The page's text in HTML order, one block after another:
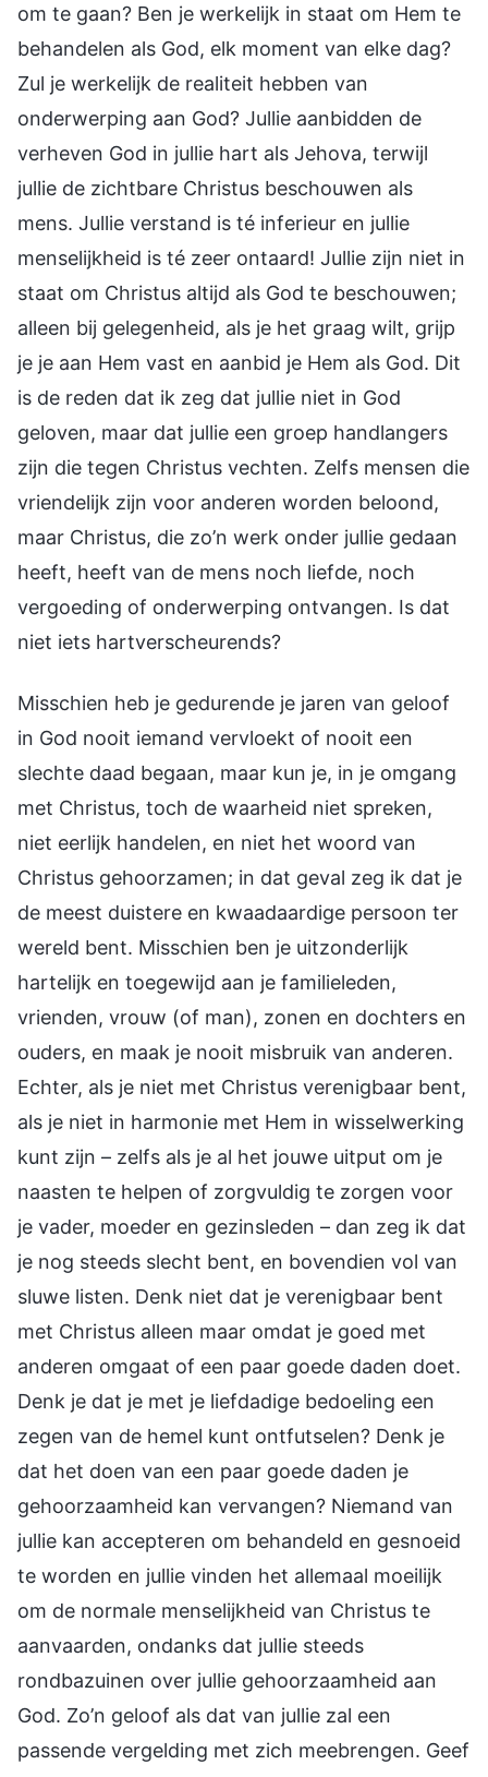
om te gaan? Ben je werkelijk in staat om Hem te
behandelen als God, elk moment van elke dag?
Zul je werkelijk de realiteit hebben van
onderwerping aan God? Jullie aanbidden de
verheven God in jullie hart als Jehova, terwijl
jullie de zichtbare Christus beschouwen als
mens. Jullie verstand is té inferieur en jullie
menselijkheid is té zeer ontaard! Jullie zijn niet in
staat om Christus altijd als God te beschouwen;
alleen bij gelegenheid, als je het graag wilt, grijp
je je aan Hem vast en aanbid je Hem als God. Dit
is de reden dat ik zeg dat jullie niet in God
geloven, maar dat jullie een groep handlangers
zijn die tegen Christus vechten. Zelfs mensen die
vriendelijk zijn voor anderen worden beloond,
maar Christus, die zo’n werk onder jullie gedaan
heeft, heeft van de mens noch liefde, noch
vergoeding of onderwerping ontvangen. Is dat
niet iets hartverscheurends?
Misschien heb je gedurende je jaren van geloof
in God nooit iemand vervloekt of nooit een
slechte daad begaan, maar kun je, in je omgang
met Christus, toch de waarheid niet spreken,
niet eerlijk handelen, en niet het woord van
Christus gehoorzamen; in dat geval zeg ik dat je
de meest duistere en kwaadaardige persoon ter
wereld bent. Misschien ben je uitzonderlijk
hartelijk en toegewijd aan je familieleden,
vrienden, vrouw (of man), zonen en dochters en
ouders, en maak je nooit misbruik van anderen.
Echter, als je niet met Christus verenigbaar bent,
als je niet in harmonie met Hem in wisselwerking
kunt zijn – zelfs als je al het jouwe uitput om je
naasten te helpen of zorgvuldig te zorgen voor
je vader, moeder en gezinsleden – dan zeg ik dat
je nog steeds slecht bent, en bovendien vol van
sluwe listen. Denk niet dat je verenigbaar bent
met Christus alleen maar omdat je goed met
anderen omgaat of een paar goede daden doet.
Denk je dat je met je liefdadige bedoeling een
zegen van de hemel kunt ontfutselen? Denk je
dat het doen van een paar goede daden je
gehoorzaamheid kan vervangen? Niemand van
jullie kan accepteren om behandeld en gesnoeid
te worden en jullie vinden het allemaal moeilijk
om de normale menselijkheid van Christus te
aanvaarden, ondanks dat jullie steeds
rondbazuinen over jullie gehoorzaamheid aan
God. Zo’n geloof als dat van jullie zal een
passende vergelding met zich meebrengen. Geef